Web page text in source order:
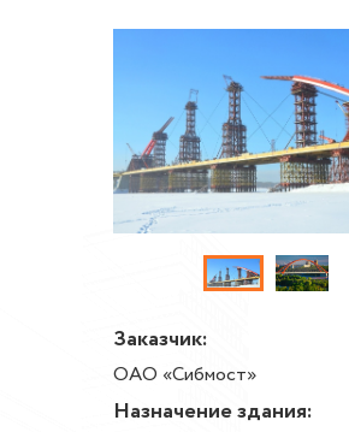
Заказчик:
ОАО «Сибмост»
Назначение здания: